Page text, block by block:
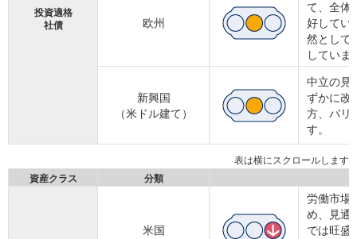
投資適格
社債
欧州
て、全体
好してい
然として
していま
新興国
（米ドル建て）
中立の見
ずかに改
方、バリ
す。
資産クラス 分類
米国
労働市場
め、見通
では旺盛